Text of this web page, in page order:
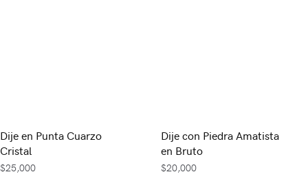
Dije en Punta Cuarzo
Cristal
$25,000
Dije con Piedra Amatista
en Bruto
$20,000